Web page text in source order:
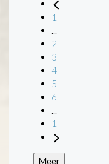
1
2
3
4
5
6
1
Meer